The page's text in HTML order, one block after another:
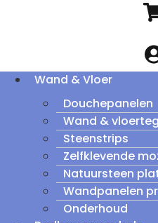
Wand & Vloer
Douchepanelen
Wand &
Steenstrips
Zelfklevende
Natuursteen
Wandpanelen
Onderhoud